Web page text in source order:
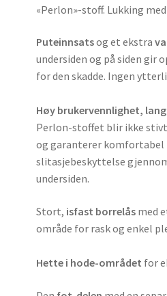
«Perlon»-stoff. Lukking
Puteinnsatsog et ekstra
undersiden og på siden gir
for den skadde. Ingen
Høy brukervennlighet,
Perlon-stoffet blir ikke
og garanterer komfortabel
slitasjebeskyttelse
undersiden.
Stort, isfast borrelås med
område for rask og enkel
Hette i hode-området for